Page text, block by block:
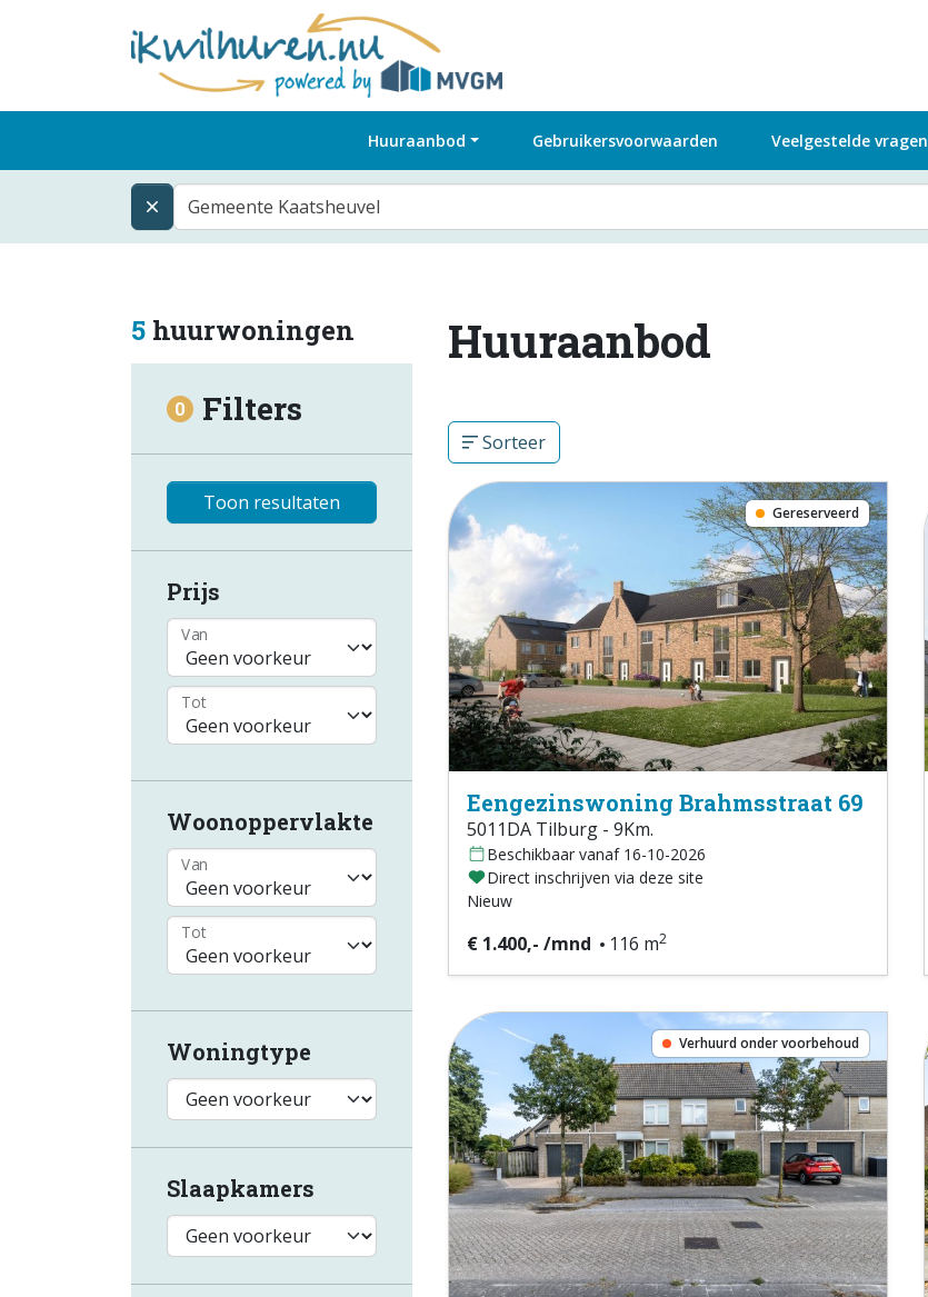
Huuraanbod Gebruikersvoorwaarden Veelgestelde vragen
Gemeente Kaatsheuvel
5 huurwoningen
0 Filters
Toon resultaten
Prijs
Van
Tot
Woonoppervlakte
Van
Tot
Woningtype
Slaapkamers
Huuraanbod
Sorteer
Gereserveerd
Eengezinswoning Brahmsstraat 69
5011DA Tilburg - 9Km.
Beschikbaar vanaf 16-10-2026
Direct inschrijven via deze site
Nieuw
€ 1.400,- /mnd 116 m2
Verhuurd onder voorbehoud